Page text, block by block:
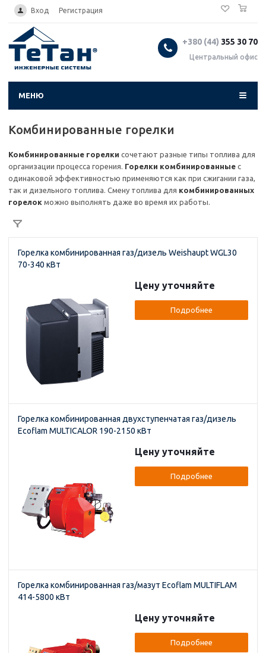
... Вход Регистрация
+380 (44) 355 30 70
Центральный офис
МЕНЮ
Комбинированные горелки
Комбинированные горелки сочетают разные типы топлива для
организации процесса горения. Горелки комбинированные с
одинаковой эффективностью применяются как при сжигании газа,
так и дизельного топлива. Смену топлива для комбинированных
горелок можно выполнять даже во время их работы.
Горелка комбинированная газ/дизель Weishaupt WGL30
70-340 кВт
Цену уточняйте
Подробнее
Горелка комбинированная двухступенчатая газ/дизель
Ecoflam MULTICALOR 190-2150 кВт
Цену уточняйте
Подробнее
Горелка комбинированная газ/мазут Ecoflam MULTIFLAM
414-5800 кВт
Цену уточняйте
Подробнее